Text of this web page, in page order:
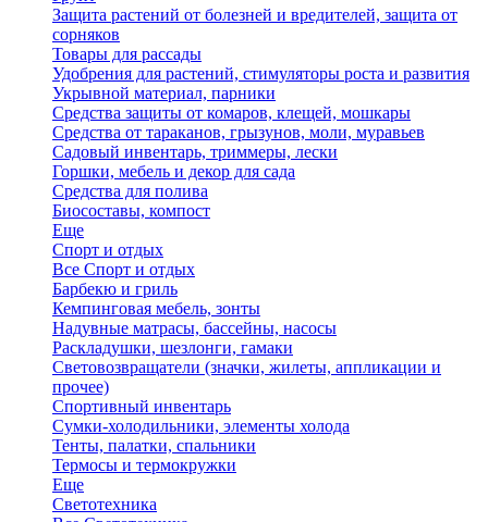
Защита растений от болезней и вредителей, защита от
сорняков
Товары для рассады
Удобрения для растений, стимуляторы роста и развития
Укрывной материал, парники
Средства защиты от комаров, клещей, мошкары
Средства от тараканов, грызунов, моли, муравьев
Садовый инвентарь, триммеры, лески
Горшки, мебель и декор для сада
Средства для полива
Биосоставы, компост
Еще
Спорт и отдых
Все Спорт и отдых
Барбекю и гриль
Кемпинговая мебель, зонты
Надувные матрасы, бассейны, насосы
Раскладушки, шезлонги, гамаки
Световозвращатели (значки, жилеты, аппликации и
прочее)
Спортивный инвентарь
Сумки-холодильники, элементы холода
Тенты, палатки, спальники
Термосы и термокружки
Еще
Светотехника